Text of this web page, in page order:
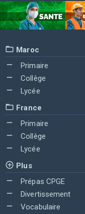
Maroc
Primaire
Collège
Lycée
France
Primaire
Collège
Lycée
Plus
Prépas CPGE
Divertissement
Vocabulaire